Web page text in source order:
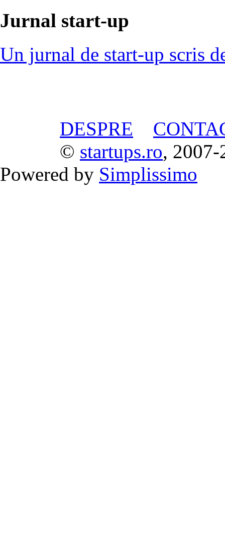
Jurnal start-up
Un jurnal de start-up scris
DESPRE
© startups.ro, 2007-
Powered by Simplissimo